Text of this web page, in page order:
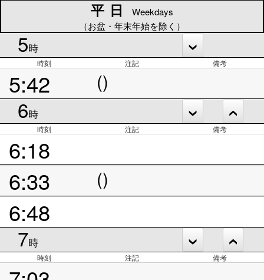
平日
Weekdays
（お盆・年末年始を除く）
5時
時刻 注記 備考
5:42 ()
6時
時刻 注記 備考
6:18
6:33
()
6:48
7時
時刻 注記 備考